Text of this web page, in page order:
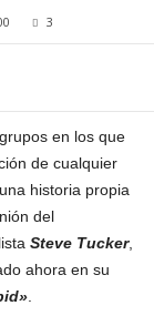
3
en los que
de cualquier
historia propia
del
Steve Tucker,
ahora en su